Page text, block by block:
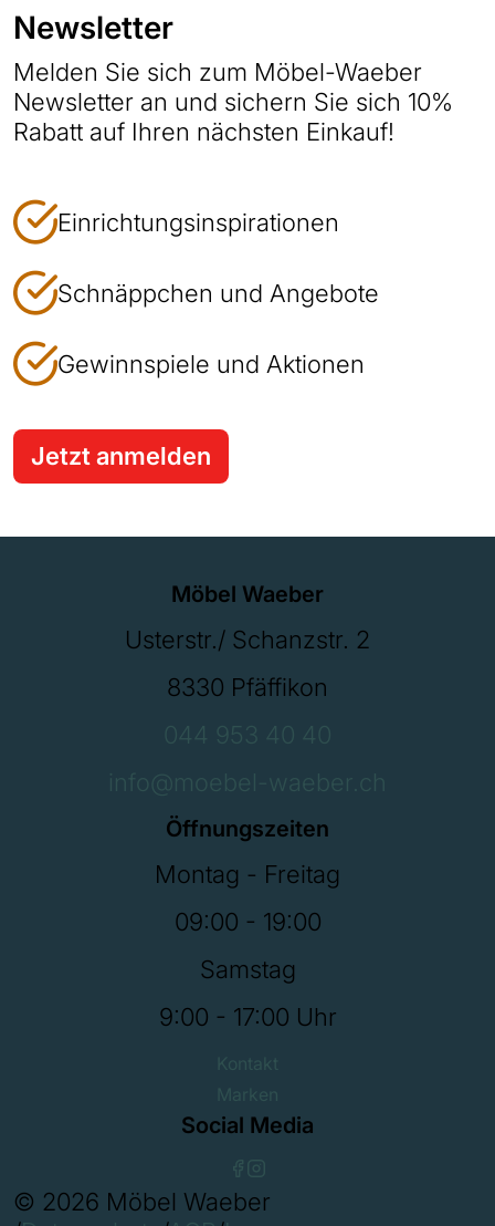
Newsletter
Melden Sie sich zum Möbel-Waeber
Newsletter an und sichern Sie sich 10%
Rabatt auf Ihren nächsten Einkauf!
Einrichtungsinspirationen
Schnäppchen und Angebote
Gewinnspiele und Aktionen
Jetzt anmelden
Möbel Waeber
Usterstr./ Schanzstr. 2
8330 Pfäffikon
044 953 40 40
info@moebel-waeber.ch
Öffnungszeiten
Montag - Freitag
09:00 - 19:00
Samstag
9:00 - 17:00 Uhr
Kontakt
Marken
Social Media
© 2026 Möbel Waeber